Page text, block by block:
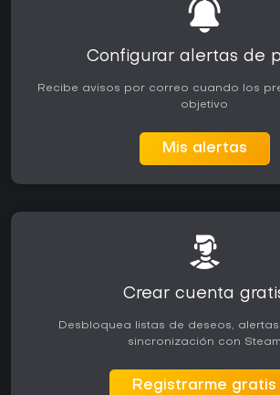
Configurar alertas de
Recibe avisos por correo cuando los
objetivo
Mis alertas
Crear cuenta
Desbloquea listas de deseos,
sincronización con Steam
Registrarme gratis